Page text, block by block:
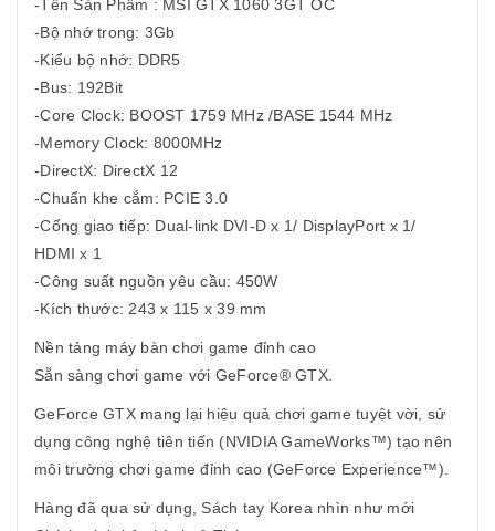
-Tên Sản Phẩm : MSI GTX 1060 3GT OC
-Bộ nhớ trong: 3Gb
-Kiểu bộ nhớ: DDR5
-Bus: 192Bit
-Core Clock: BOOST 1759 MHz /BASE 1544 MHz
-Memory Clock: 8000MHz
-DirectX: DirectX 12
-Chuẩn khe cắm: PCIE 3.0
-Cổng giao tiếp: Dual-link DVI-D x 1/ DisplayPort x 1/
HDMI x 1
-Công suất nguồn yêu cầu: 450W
-Kích thước: 243 x 115 x 39 mm
Nền tảng máy bàn chơi game đỉnh cao
Sẵn sàng chơi game với GeForce® GTX.
GeForce GTX mang lại hiệu quả chơi game tuyệt vời, sử
dụng công nghệ tiên tiến (NVIDIA GameWorks™) tạo nên
môi trường chơi game đỉnh cao (GeForce Experience™).
Hàng đã qua sử dụng, Sách tay Korea nhìn như mới